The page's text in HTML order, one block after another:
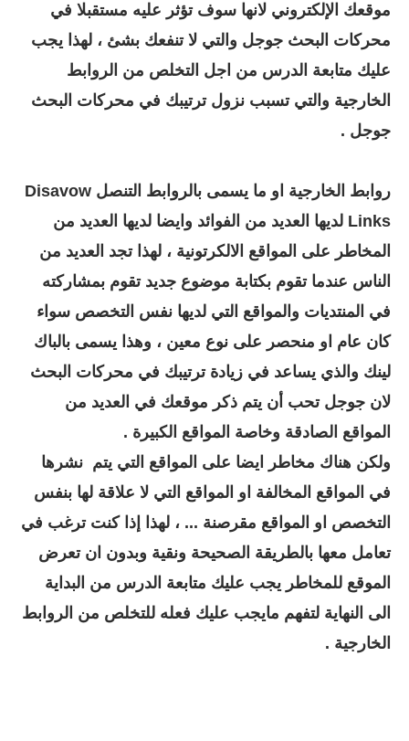
موقعك الإلكتروني لانها سوف تؤثر عليه مستقبلا في
محركات البحث جوجل والتي لا تنفعك بشئ ، لهذا يجب
عليك متابعة الدرس من اجل التخلص من الروابط
الخارجية والتي تسبب نزول ترتيبك في محركات البحث
جوجل .
روابط الخارجية او ما يسمى بالروابط التنصل Disavow
Links لديها العديد من الفوائد وايضا لديها العديد من
المخاطر على المواقع الالكرتونية ، لهذا تجد العديد من
الناس عندما تقوم بكتابة موضوع جديد تقوم بمشاركته
في المنتديات والمواقع التي لديها نفس التخصص سواء
كان عام او منحصر على نوع معين ، وهذا يسمى بالباك
لينك والذي يساعد في زيادة ترتيبك في محركات البحث
لان جوجل تحب أن يتم ذكر موقعك في العديد من
المواقع الصادقة وخاصة المواقع الكبيرة .
ولكن هناك مخاطر ايضا على المواقع التي يتم نشرها
في المواقع المخالفة او المواقع التي لا علاقة لها بنفس
التخصص او المواقع مقرصنة ... ، لهذا إذا كنت ترغب في
تعامل معها بالطريقة الصحيحة ونقية وبدون ان تعرض
الموقع للمخاطر يجب عليك متابعة الدرس من البداية
الى النهاية لتفهم مايجب عليك فعله للتخلص من الروابط
الخارجية .